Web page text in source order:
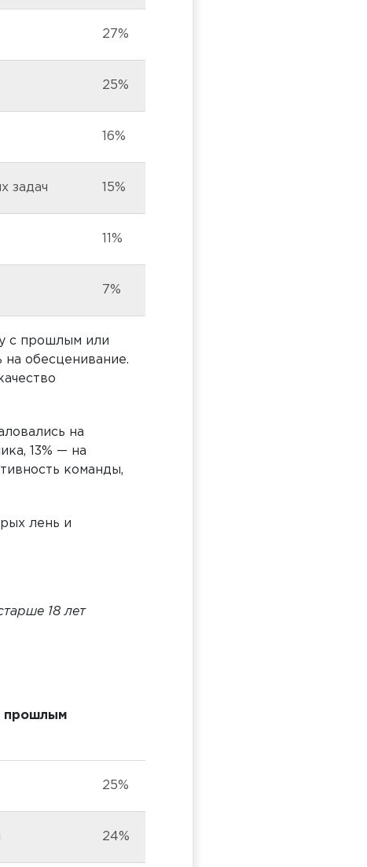
27%
25%
16%
задач 15%
11%
7%
с прошлым или
обесценивание.
на
13% — на
команды,
лень и
18 лет
прошлым
25%
24%